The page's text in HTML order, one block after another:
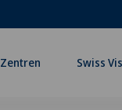
Zentren Swiss